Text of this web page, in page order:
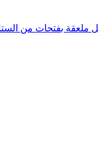
ملعقة بفتحات من